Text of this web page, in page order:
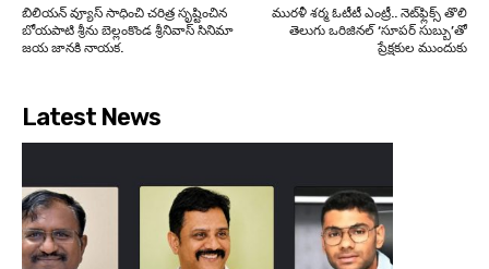
బిలియన్ వ్యూస్ సాధించి చరిత్ర సృష్టించిన
బోయపాటి శ్రీను బెల్లంకొండ శ్రీనివాస్ సినిమా
జయ జానకి నాయక.
మురళీ శర్మ ఓటీటీ ఎంట్రీ.. నెట్‌ఫ్లిక్స్ తొలి
తెలుగు ఒరిజినల్ ‘సూపర్ సుబ్బు’తో
ప్రేక్షకుల ముందుకు
Latest News